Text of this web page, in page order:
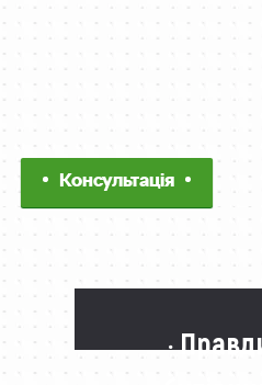
Консультація
·